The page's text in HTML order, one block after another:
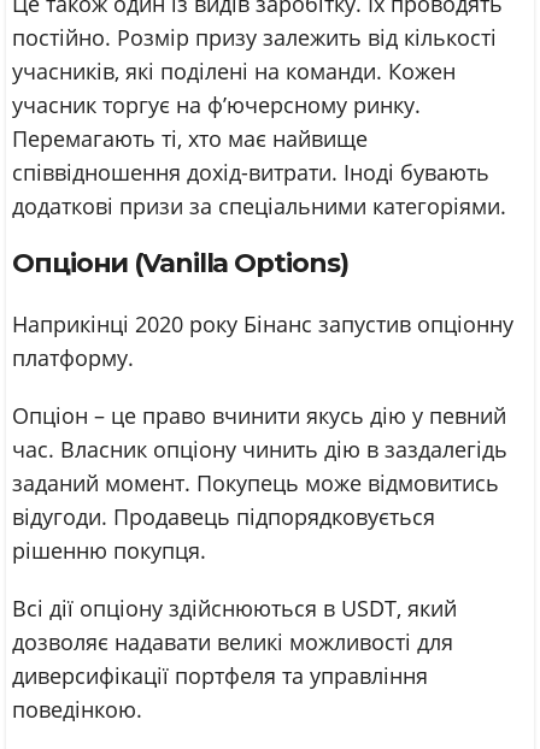
постійно. Розмір призу залежить від кількості
учасників, які поділені на команди. Кожен
учасник торгує на ф’ючерсному ринку.
Перемагають ті, хто має найвище
співвідношення дохід-витрати. Іноді бувають
додаткові призи за спеціальними категоріями.
Опціони (Vanilla Options)
Наприкінці 2020 року Бінанс запустив опціонну
платформу.
Опціон – це право вчинити якусь дію у певний
час. Власник опціону чинить дію в заздалегідь
заданий момент. Покупець може відмовитись
відугоди. Продавець підпорядковується
рішенню покупця.
Всі дії опціону здійснюються в USDT, який
дозволяє надавати великі можливості для
диверсифікації портфеля та управління
поведінкою.